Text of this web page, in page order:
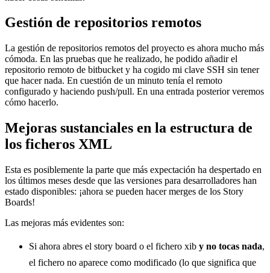
Gestión de repositorios remotos
La gestión de repositorios remotos del proyecto es ahora mucho más
cómoda. En las pruebas que he realizado, he podido añadir el
repositorio remoto de bitbucket y ha cogido mi clave SSH sin tener
que hacer nada. En cuestión de un minuto tenía el remoto
configurado y haciendo push/pull. En una entrada posterior veremos
cómo hacerlo.
Mejoras sustanciales en la estructura de
los ficheros XML
Esta es posiblemente la parte que más expectación ha despertado en
los últimos meses desde que las versiones para desarrolladores han
estado disponibles: ¡ahora se pueden hacer merges de los Story
Boards!
Las mejoras más evidentes son:
Si ahora abres el story board o el fichero xib y no tocas nada,
el fichero no aparece como modificado (lo que significa que